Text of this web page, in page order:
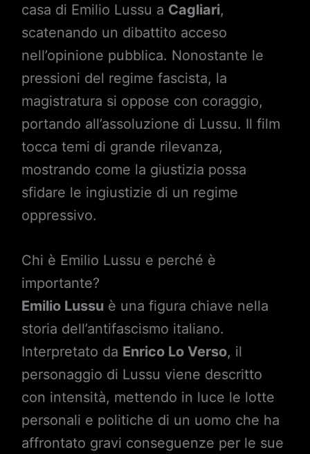
casa di Emilio Lussu a Cagliari,
scatenando un dibattito acceso
nell’opinione pubblica. Nonostante le
pressioni del regime fascista, la
magistratura si oppose con coraggio,
portando all’assoluzione di Lussu. Il film
tocca temi di grande rilevanza,
mostrando come la giustizia possa
sfidare le ingiustizie di un regime
oppressivo.
Chi è Emilio Lussu e perché è
importante?
Emilio Lussuè una figura chiave nella
storia dell’antifascismo italiano.
Interpretato da Enrico Lo Verso, il
personaggio di Lussu viene descritto
con intensità, mettendo in luce le lotte
personali e politiche di un uomo che ha
affrontato gravi conseguenze per le sue